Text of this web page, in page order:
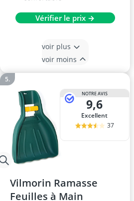
Vérifier le prix →
voir plus
voir moins
NOTRE AVIS
9,6
Excellent
37
Vilmorin Ramasse
Feuilles à Main